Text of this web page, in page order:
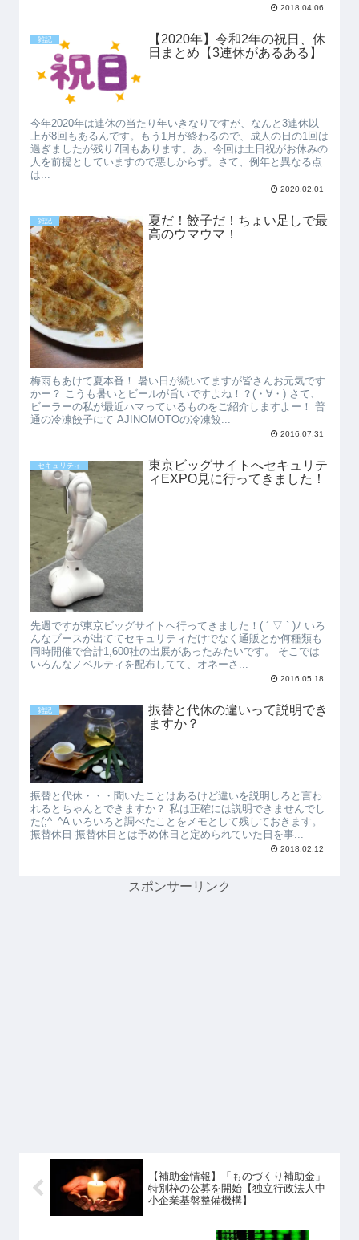
2018.04.06
雑記
【2020年】令和2年の祝日、休
日まとめ【3連休があるある】
今年2020年は連休の当たり年いきなりですが、なんと3連休以
上が8回もあるんです。もう1月が終わるので、成人の日の1回は
過ぎましたが残り7回もあります。あ、今回は土日祝がお休みの
人を前提としていますので悪しからず。さて、例年と異なる点
は...
2020.02.01
雑記
夏だ！餃子だ！ちょい足しで最
高のウマウマ！
梅雨もあけて夏本番！ 暑い日が続いてますが皆さんお元気です
かー？ こうも暑いとビールが旨いですよね！？(・∀・) さて、
ビーラーの私が最近ハマっているものをご紹介しますよー！ 普
通の冷凍餃子にて AJINOMOTOの冷凍餃...
2016.07.31
セキュリティ
東京ビッグサイトへセキュリテ
ィEXPO見に行ってきました！
先週ですが東京ビッグサイトへ行ってきました！( ´ ▽ ` )ﾉ いろ
んなブースが出ててセキュリティだけでなく通販とか何種類も
同時開催で合計1,600社の出展があったみたいです。 そこでは
いろんなノベルティを配布してて、オネーさ...
2016.05.18
雑記
振替と代休の違いって説明でき
ますか？
振替と代休・・・聞いたことはあるけど違いを説明しろと言わ
れるとちゃんとできますか？ 私は正確には説明できませんでし
た(;^_^A いろいろと調べたことをメモとして残しておきます。
振替休日 振替休日とは予め休日と定められていた日を事...
2018.02.12
スポンサーリンク
【補助金情報】「ものづくり補助金」
特別枠の公募を開始【独立行政法人中
小企業基盤整備機構】